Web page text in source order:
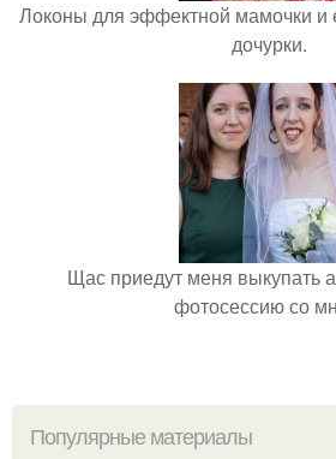
Локоны для эффектной мамочки и
дочурки.
Щас приедут меня выкупать
фотосессию со
Популярные материалы